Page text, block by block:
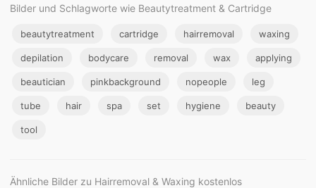
Bilder und Schlagworte wie Beautytreatment & Cartridge
beautytreatment cartridge hairremoval waxing
depilation bodycare removal wax applying
beautician pinkbackground nopeople leg
tube hair spa set hygiene beauty
tool
Ähnliche Bilder zu Hairremoval & Waxing kostenlos